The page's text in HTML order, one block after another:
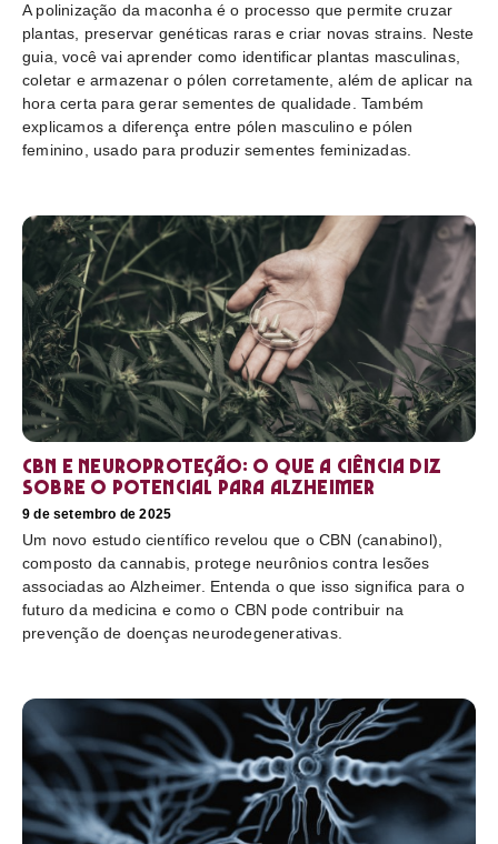
A polinização da maconha é o processo que permite cruzar
plantas, preservar genéticas raras e criar novas strains. Neste
guia, você vai aprender como identificar plantas masculinas,
coletar e armazenar o pólen corretamente, além de aplicar na
hora certa para gerar sementes de qualidade. Também
explicamos a diferença entre pólen masculino e pólen
feminino, usado para produzir sementes feminizadas.
CBN e neuroproteção: o que a ciência diz
sobre o potencial para Alzheimer
9 de setembro de 2025
Um novo estudo científico revelou que o CBN (canabinol),
composto da cannabis, protege neurônios contra lesões
associadas ao Alzheimer. Entenda o que isso significa para o
futuro da medicina e como o CBN pode contribuir na
prevenção de doenças neurodegenerativas.